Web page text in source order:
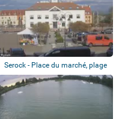
Serock - Place du marché, plage